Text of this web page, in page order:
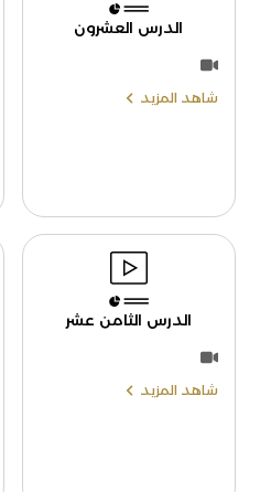
الدرس العشرون
شاهد المزيد
الدرس الثامن عشر
شاهد المزيد